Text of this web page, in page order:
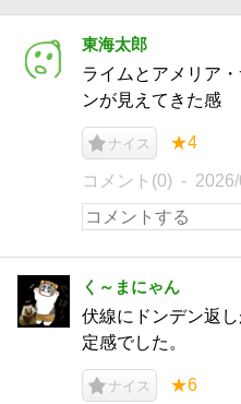
東海太郎
ライムとアメリア
ンが見えてきた感
ナイス ★4
コメント(0)
く～まにゃん
伏線にドンデン返
定感でした。
ナイス ★6